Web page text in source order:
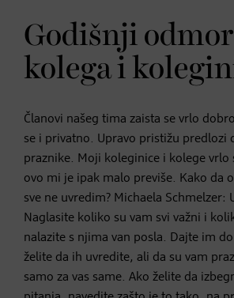
Godišnji
kolega i
Članovi našeg tima zaista se vrlo
se i privatno. Upravo pristižu predlozi
praznike. Moji koleginice i kolege vrlo
ovo mi je ipak malo previše. Kako da
sve ne uvredim? Michaela Schmelzer:
Naglasite koliko su vam svi važni i
nalazite s njima van posla. Dajte im
želite da ih uvredite, ali da su vam
samo za vas same. Ako želite da